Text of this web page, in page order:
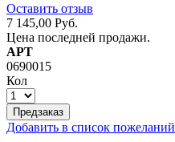
Оставить отзыв
7 145,00 Руб.
Цена последней продажи.
АРТ
0690015
Кол
Предзаказ
Добавить в список пожеланий